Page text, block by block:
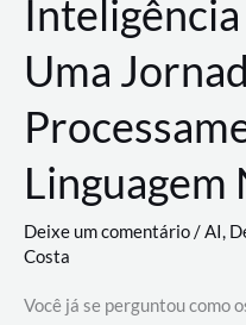
Uma
Linguagem
Deixe um comentário/AI,
Costa
Você já se perguntou como